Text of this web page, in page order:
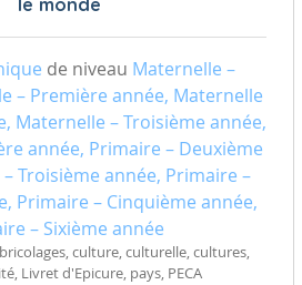
le monde
de niveau Maternelle –
– Première année, Maternelle
Maternelle – Troisième année,
année, Primaire – Deuxième
Troisième année, Primaire –
Primaire – Cinquième année,
– Sixième année
culture, culturelle, cultures,
Livret d'Epicure, pays, PECA